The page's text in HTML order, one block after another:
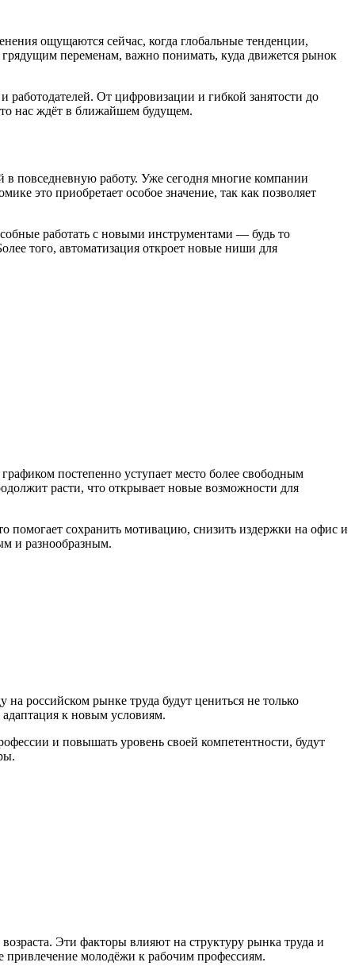
ощущаются сейчас, когда глобальные тенденции,
переменам, важно понимать, куда движется рынок
От цифровизации и гибкой занятости до
нас ждёт в ближайшем будущем.
повседневную работу. Уже сегодня многие компании
это приобретает особое значение, так как позволяет
работать с новыми инструментами — будь то
того, автоматизация откроет новые ниши для
постепенно уступает место более свободным
расти, что открывает новые возможности для
помогает сохранить мотивацию, снизить издержки на офис и
и разнообразным.
российском рынке труда будут цениться не только
к новым условиям.
и повышать уровень своей компетентности, будут
Эти факторы влияют на структуру рынка труда и
привлечение молодёжи к рабочим профессиям.